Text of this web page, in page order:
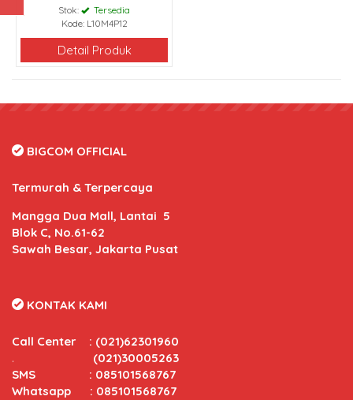
Stok:
Tersedia
Kode: L10M4P12
Detail Produk
BIGCOM OFFICIAL
Termurah & Terpercaya
Mangga Dua Mall, Lantai 5
Blok C, No.61-62
Sawah Besar, Jakarta Pusat
KONTAK KAMI
Call Center : (021)62301960
. (021)30005263
SMS : 085101568767
Whatsapp : 085101568767